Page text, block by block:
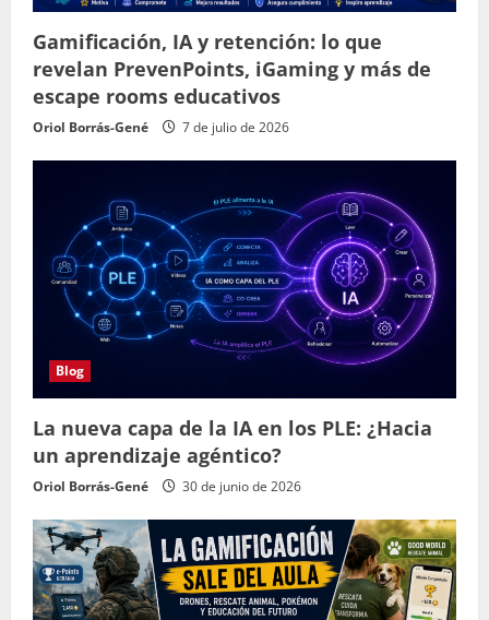
Gamificación, IA y retención: lo que
revelan PrevenPoints, iGaming y más de
escape rooms educativos
Oriol Borrás-Gené 7 de julio de 2026
Blog
La nueva capa de la IA en los PLE: ¿Hacia
un aprendizaje agéntico?
Oriol Borrás-Gené 30 de junio de 2026